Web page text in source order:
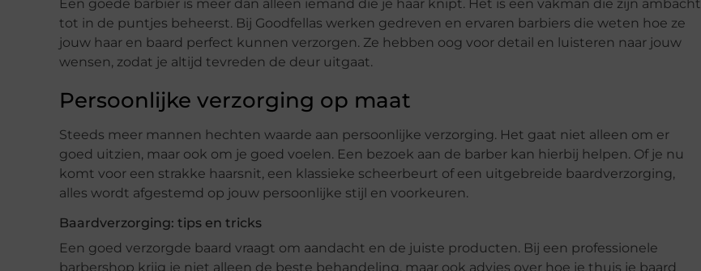
Een goede barbier is meer dan alleen iemand die je haar knipt. Het is een vakman die zijn ambacht
tot in de puntjes beheerst. Bij Goodfellas werken gedreven en ervaren barbiers die weten hoe ze
jouw haar en baard perfect kunnen verzorgen. Ze hebben oog voor detail en luisteren naar jouw
wensen, zodat je altijd tevreden de deur uitgaat.
Persoonlijke verzorging op maat
Steeds meer mannen hechten waarde aan persoonlijke verzorging. Het gaat niet alleen om er
goed uitzien, maar ook om je goed voelen. Een bezoek aan de barber kan hierbij helpen. Of je nu
komt voor een strakke haarsnit, een klassieke scheerbeurt of een uitgebreide baardverzorging,
alles wordt afgestemd op jouw persoonlijke stijl en voorkeuren.
Baardverzorging: tips en tricks
Een goed verzorgde baard vraagt om aandacht en de juiste producten. Bij een professionele
barbershop krijg je niet alleen de beste behandeling, maar ook advies over hoe je thuis je baard